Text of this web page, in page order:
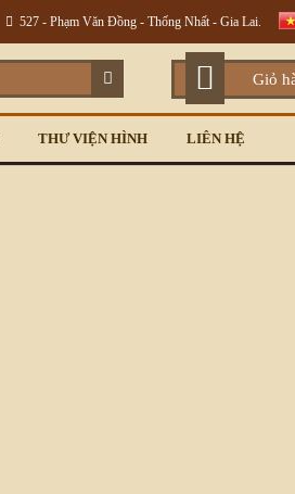
527 - Phạm Văn Đồng - Thống Nhất - Gia Lai.
Giỏ
THƯ VIỆN HÌNH LIÊN HỆ